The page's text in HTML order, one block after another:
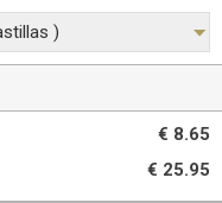
)
€ 8.65
€ 25.95